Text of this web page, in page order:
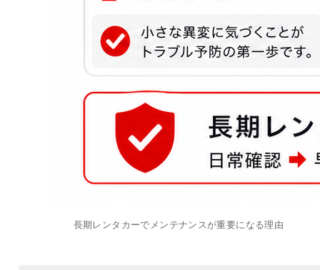
長期レンタカーでメンテナンスが重要になる理由